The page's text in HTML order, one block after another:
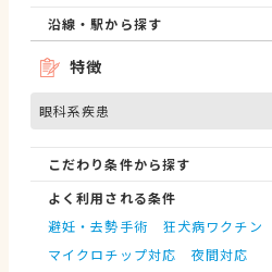
沿線・駅から探す
特徴
眼科系疾患
こだわり条件から探す
よく利用される条件
避妊・去勢手術
狂犬病ワクチン
マイクロチップ対応
夜間対応